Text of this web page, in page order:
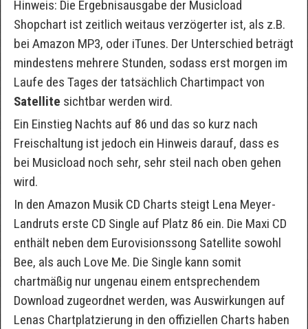
Hinweis: Die Ergebnisausgabe der Musicload
Shopchart ist zeitlich weitaus verzögerter ist, als z.B.
bei Amazon MP3, oder iTunes. Der Unterschied beträgt
mindestens mehrere Stunden, sodass erst morgen im
Laufe des Tages der tatsächlich Chartimpact von
Satellite sichtbar werden wird.
Ein Einstieg Nachts auf 86 und das so kurz nach
Freischaltung ist jedoch ein Hinweis darauf, dass es
bei Musicload noch sehr, sehr steil nach oben gehen
wird.
In den Amazon Musik CD Charts steigt Lena Meyer-
Landruts erste CD Single auf Platz 86 ein. Die Maxi CD
enthält neben dem Eurovisionssong Satellite sowohl
Bee, als auch Love Me. Die Single kann somit
chartmäßig nur ungenau einem entsprechendem
Download zugeordnet werden, was Auswirkungen auf
Lenas Chartplatzierung in den offiziellen Charts haben